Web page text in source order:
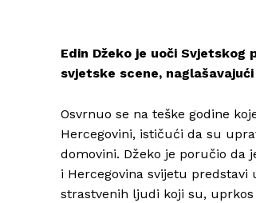
Edin Džeko je uoči Svjetskog
svjetske scene,
Osvrnuo se na teške godine
Hercegovini, ističući da su
domovini. Džeko je poručio da
i Hercegovina svijetu
strastvenih ljudi koji su,